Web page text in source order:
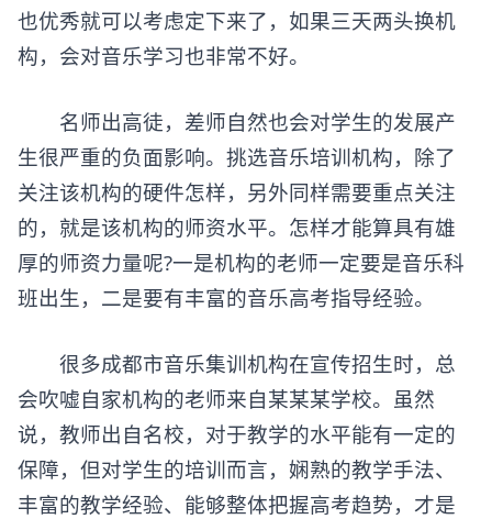
也优秀就可以考虑定下来了，如果三天两头换机
构，会对音乐学习也非常不好。
名师出高徒，差师自然也会对学生的发展产
生很严重的负面影响。挑选音乐培训机构，除了
关注该机构的硬件怎样，另外同样需要重点关注
的，就是该机构的师资水平。怎样才能算具有雄
厚的师资力量呢?一是机构的老师一定要是音乐科
班出生，二是要有丰富的音乐高考指导经验。
很多成都市音乐集训机构在宣传招生时，总
会吹嘘自家机构的老师来自某某某学校。虽然
说，教师出自名校，对于教学的水平能有一定的
保障，但对学生的培训而言，娴熟的教学手法、
丰富的教学经验、能够整体把握高考趋势，才是